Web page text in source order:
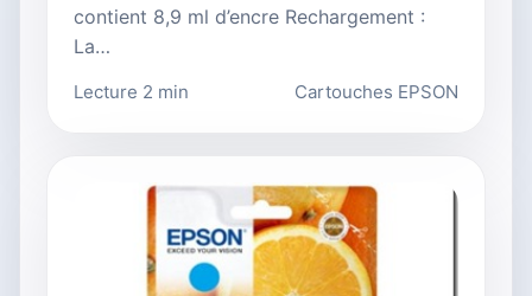
contient 8,9 ml d’encre Rechargement :
La…
Lecture 2 min Cartouches EPSON